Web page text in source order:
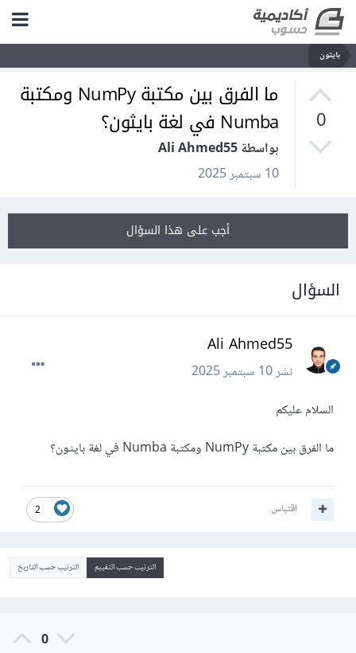
بايثون
0
ما الفرق بين مكتبة NumPy ومكتبة
Numba في لغة بايثون؟
بواسطة Ali Ahmed55
10 سبتمبر 2025
أجب على هذا السؤال
السؤال
Ali Ahmed55
نشر10 سبتمبر 2025
السلام عليكم
ما الفرق بين مكتبة NumPy ومكتبة Numba في لغة بايثون؟
2 اقتباس
الترتيب حسب التقييم الترتيب حسب التاريخ
0